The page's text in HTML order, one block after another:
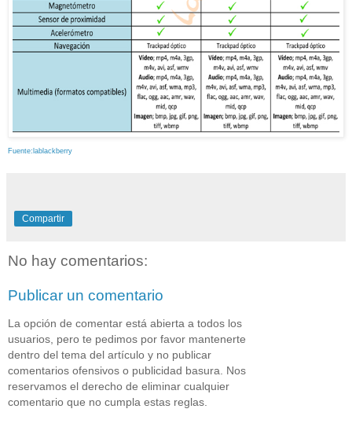
Fuente:lablackberry
Compartir
No hay comentarios:
Publicar un comentario
La opción de comentar está abierta a todos los
usuarios, pero te pedimos por favor mantenerte
dentro del tema del artículo y no publicar
comentarios ofensivos o publicidad basura. Nos
reservamos el derecho de eliminar cualquier
comentario que no cumpla estas reglas.